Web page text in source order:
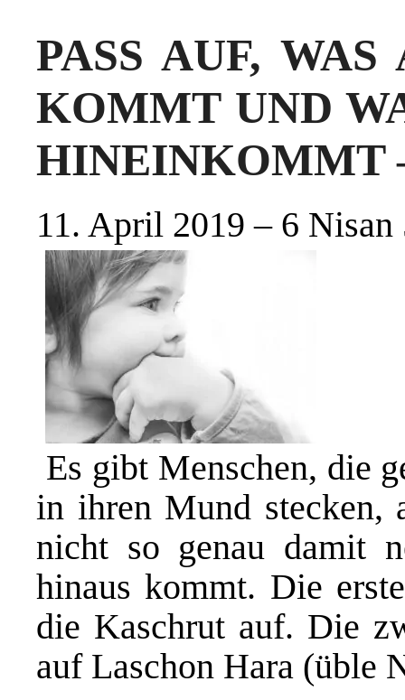
PASS AUF,
KOMMT UND
HINEINKOMMT
11. April 2019 – 6 Nisan
Es gibt Menschen, die
in ihren Mund stecken,
nicht so genau damit
hinaus kommt. Die
die Kaschrut auf. Die
auf Laschon Hara (üble